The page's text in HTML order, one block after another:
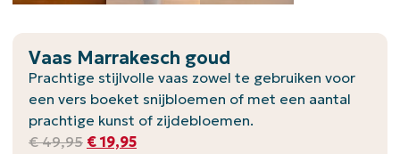
Vaas Marrakesch goud
Prachtige stijlvolle vaas zowel te gebruiken voor
een vers boeket snijbloemen of met een aantal
prachtige kunst of zijdebloemen.
€49,95 € 19,95